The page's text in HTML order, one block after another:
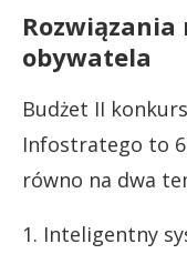
obywatela
Budżet II
Infostratego to
równo na dwa
1. Inteligentny